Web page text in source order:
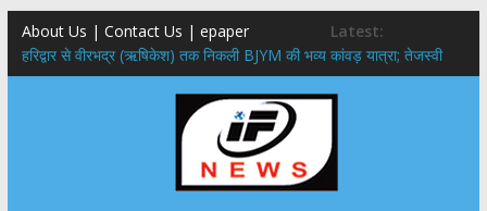
About Us | Contact Us | epaper
Latest:
​हरिद्वार से वीरभद्र (ऋषिकेश) तक निकली BJYM की भव्य कांवड़ यात्रा; तेजस्वी
सूर्या ने की देश व प्रदेशवासियों के कल्याण की कामना
नंदा की चौकी पुल हादसा: PWD के EE, AE और JE निलंबित, सीएम धामी के निर्देश
मुख्यमंत्री ने 9 लाख 87 हजार17 पेंशन लाभार्थियों को कुल 146 करोड़ 32 लाख
राष्ट्रीय हथकरघा दिवस पर मुख्यमंत्री धामी ने उत्कृष्ट बुनकरों और हस्तशिल्प